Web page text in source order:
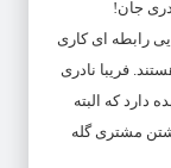
جان!
رابطه ای کاری
فریبا نادری
دارد که البته
مشتری گله